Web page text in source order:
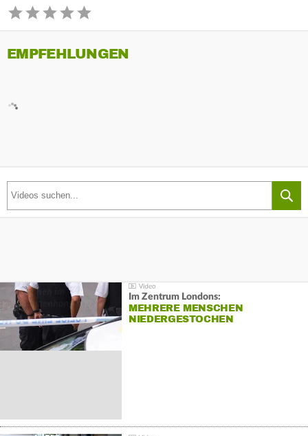
EMPFEHLUNGEN
Im Zentrum Londons:
MEHRERE MENSCHEN
NIEDERGESTOCHEN